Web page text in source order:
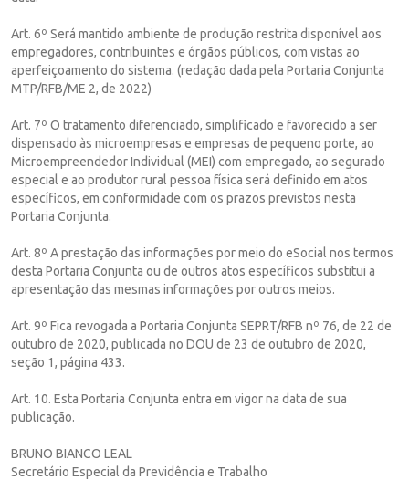
Art. 6º Será mantido ambiente de produção restrita disponível aos
empregadores, contribuintes e órgãos públicos, com vistas ao
aperfeiçoamento do sistema. (redação dada pela Portaria Conjunta
MTP/RFB/ME 2, de 2022)
Art. 7º O tratamento diferenciado, simplificado e favorecido a ser
dispensado às microempresas e empresas de pequeno porte, ao
Microempreendedor Individual (MEI) com empregado, ao segurado
especial e ao produtor rural pessoa física será definido em atos
específicos, em conformidade com os prazos previstos nesta
Portaria Conjunta.
Art. 8º A prestação das informações por meio do eSocial nos termos
desta Portaria Conjunta ou de outros atos específicos substitui a
apresentação das mesmas informações por outros meios.
Art. 9º Fica revogada a Portaria Conjunta SEPRT/RFB nº 76, de 22 de
outubro de 2020, publicada no DOU de 23 de outubro de 2020,
seção 1, página 433.
Art. 10. Esta Portaria Conjunta entra em vigor na data de sua
publicação.
BRUNO BIANCO LEAL
Secretário Especial da Previdência e Trabalho